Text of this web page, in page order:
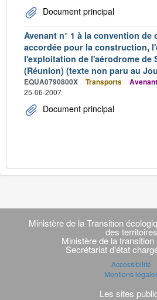
Document principal
Avenant n° 1 à la convention de
accordée pour la construction,
l'exploitation de l'aérodrome de
(Réunion) (texte non paru au
EQUA0790800X Transports Avenant
25-06-2007
Document principal
Navigation
transverse
Ministère de la Transition
des territoires
Ministère de la transition
Secrétariat d'état
Accessibilité
Mentions
Les sites